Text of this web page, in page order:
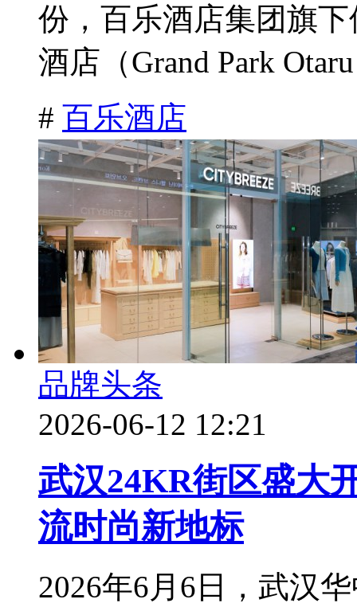
份，百乐酒店集团旗
酒店（Grand Park
# 百乐酒店
品牌头条
2026-06-12 12:21
武汉24KR街区盛大
流时尚新地标
2026年6月6日，武汉